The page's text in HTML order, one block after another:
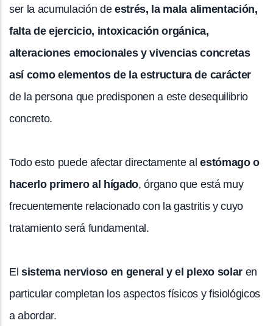
ser la acumulación de estrés, la mala alimentación,
falta de ejercicio, intoxicación orgánica,
alteraciones emocionales y vivencias concretas
así como elementos de la estructura de carácter
de la persona que predisponen a este desequilibrio
concreto.
Todo esto puede afectar directamente alestómago o
hacerlo primero al hígado, órgano que está muy
frecuentemente relacionado con la gastritis y cuyo
tratamiento será fundamental.
Elsistema nervioso en general y el plexo solaren
particular completan los aspectos físicos y fisiológicos
a abordar.